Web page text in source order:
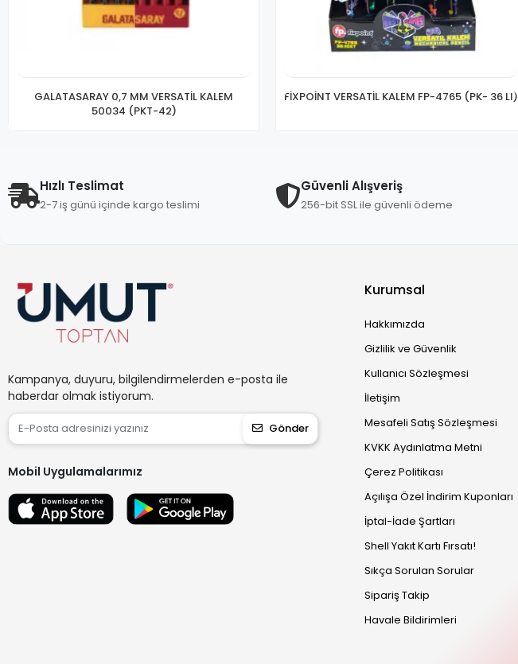
GALATASARAY 0,7 MM VERSATİL KALEM
50034 (PKT-42)
FİXPOİNT VERSATİL KALEM FP-4765 (PK- 36 LI)
Hızlı Teslimat
2-7 iş günü içinde kargo teslimi
Güvenli Alışveriş
256-bit SSL ile güvenli ödeme
Kampanya, duyuru, bilgilendirmelerden e-posta ile
haberdar olmak istiyorum.
Gönder
Mobil Uygulamalarımız
Kurumsal
Hakkımızda
Gizlilik ve Güvenlik
Kullanıcı Sözleşmesi
İletişim
Mesafeli Satış Sözleşmesi
KVKK Aydınlatma Metni
Çerez Politikası
Açılışa Özel İndirim Kuponları
İptal-İade Şartları
Shell Yakıt Kartı Fırsatı!
Sıkça Sorulan Sorular
Sipariş Takip
Havale Bildirimleri